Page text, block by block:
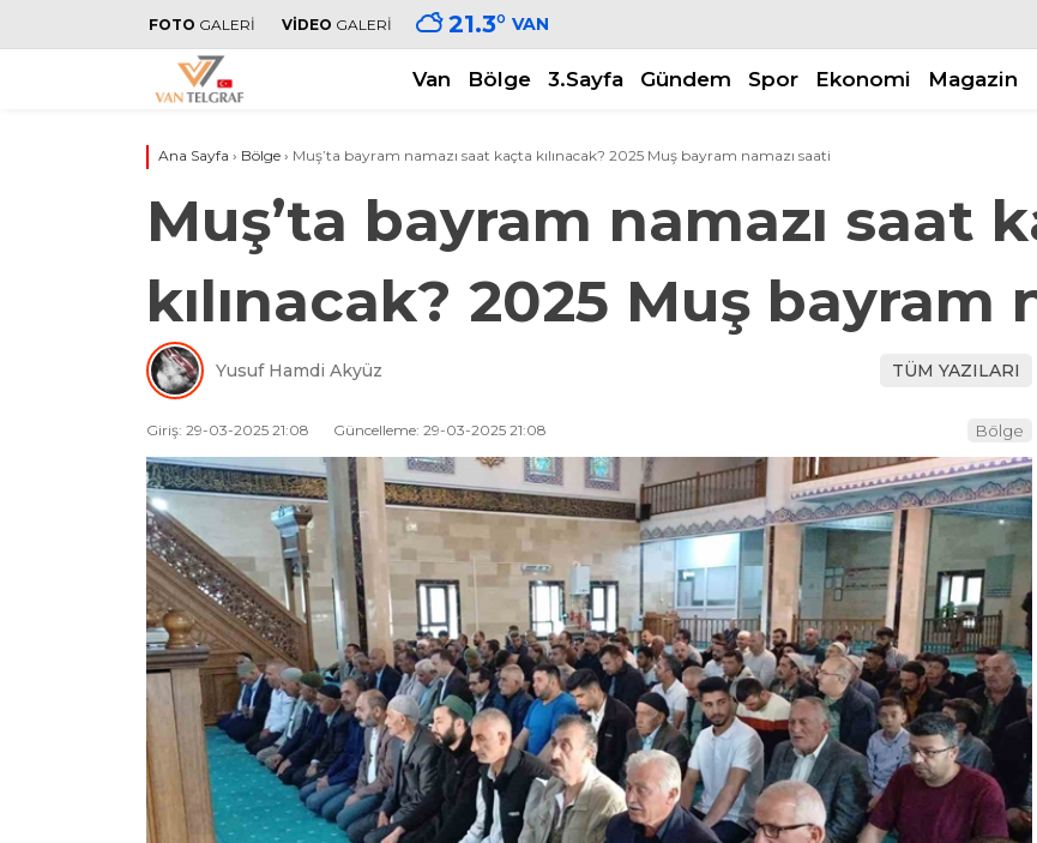
FOTO GALERİ VİDEO GALERİ 21.3° VAN
Van Bölge 3.Sayfa Gündem Spor Ekonomi Magazin
Ana Sayfa › Bölge › Muş’ta bayram namazı saat kaçta kılınacak? 2025 Muş bayram namazı saati
Muş’ta bayram namazı saat
kılınacak? 2025 Muş bayram
Yusuf Hamdi Akyüz TÜM YAZILARI
Giriş: 29-03-2025 21:08 Güncelleme: 29-03-2025 21:08 Bölge